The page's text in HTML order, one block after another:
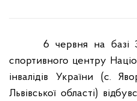
6 червня
на базі
спортивного центру
інвалідів України (с.
Львівської області)